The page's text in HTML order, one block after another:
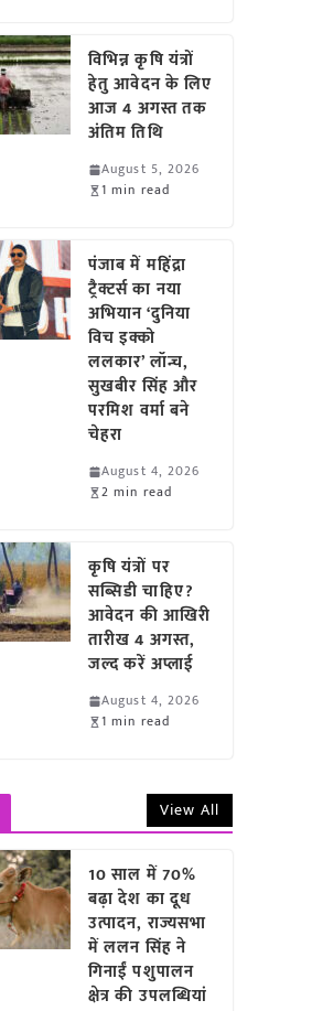
विभिन्न कृषि यंत्रों
हेतु आवेदन के लिए
आज 4 अगस्त तक
अंतिम तिथि
August 5, 2026
1 min read
पंजाब में महिंद्रा
ट्रैक्टर्स का नया
अभियान ‘दुनिया
विच इक्को
ललकार’ लॉन्च,
सुखबीर सिंह और
परमिश वर्मा बने
चेहरा
August 4, 2026
2 min read
कृषि यंत्रों पर
सब्सिडी चाहिए?
आवेदन की आखिरी
तारीख 4 अगस्त,
जल्द करें अप्लाई
August 4, 2026
1 min read
View All
10 साल में 70%
बढ़ा देश का दूध
उत्पादन, राज्यसभा
में ललन सिंह ने
गिनाईं पशुपालन
क्षेत्र की उपलब्धियां